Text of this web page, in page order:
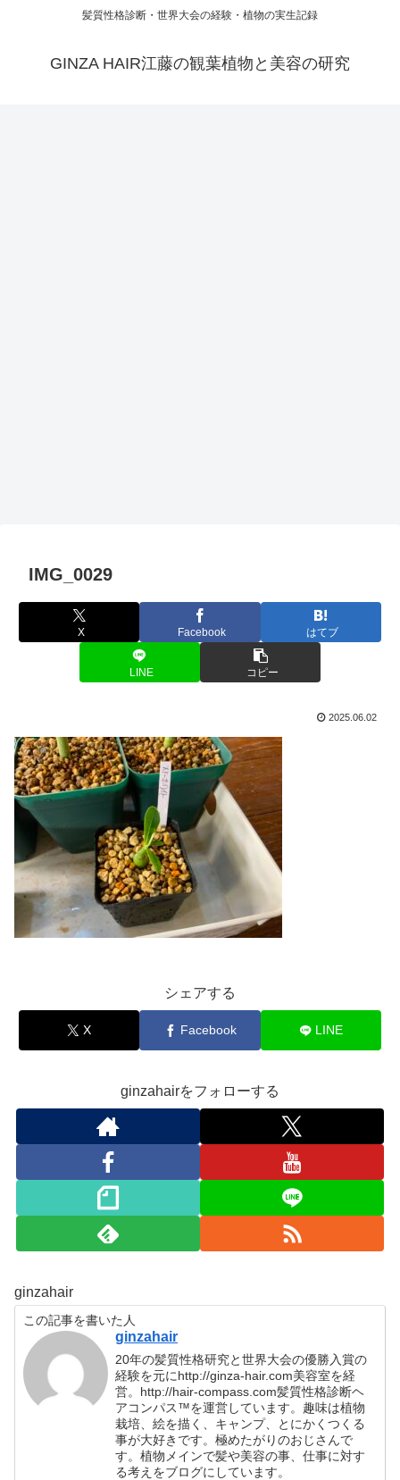
髪質性格診断・世界大会の経験・植物の実生記録
GINZA HAIR江藤の観葉植物と美容の研究
IMG_0029
X Facebook はてブ
LINE コピー
2025.06.02
シェアする
X Facebook LINE
ginzahairをフォローする
ginzahair
この記事を書いた人
ginzahair
20年の髪質性格研究と世界大会の優勝入賞の
経験を元にhttp://ginza-hair.com美容室を経
営。http://hair-compass.com髪質性格診断ヘ
アコンパス™︎を運営しています。趣味は植物
栽培、絵を描く、キャンプ、とにかくつくる
事が大好きです。極めたがりのおじさんで
す。植物メインで髪や美容の事、仕事に対す
る考えをブログにしています。